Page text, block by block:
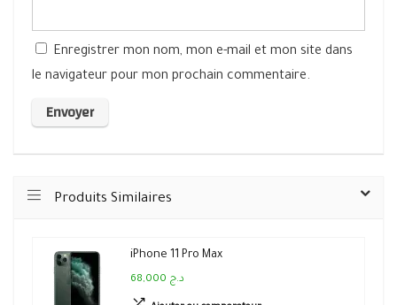
Enregistrer mon nom, mon e-mail et mon site dans
le navigateur pour mon prochain commentaire.
Produits Similaires
iPhone 11 Pro Max
68,000 د.ج